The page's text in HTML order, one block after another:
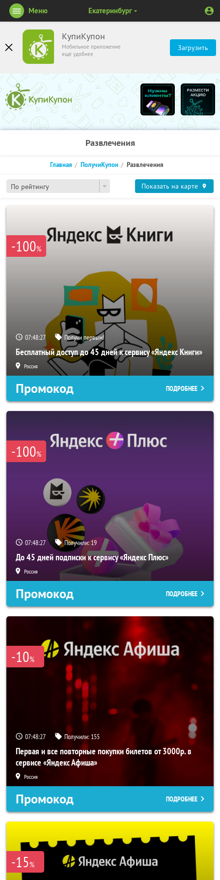
КупиКупон
Мобильное приложение
ещё удобнее
Загрузить
Меню Екатеринбург
Развлечения
По рейтингу
Главная ПолучиКупон Развлечения
Показать на карте
-100%
07:48:27 Получи первым!
Бесплатный доступ до 45 дней к сервису «Яндекс Книги»
Россия
Промокод ПОДРОБНЕЕ
-100%
07:48:27 Получили:19
До 45 дней подписки к сервису «Яндекс Плюс»
Россия
Промокод ПОДРОБНЕЕ
-10%
07:48:27 Получили: 155
Первая и все повторные покупки билетов от 3000р. в
сервисе «Яндекс Афиша»
Россия
Промокод ПОДРОБНЕЕ
-15%